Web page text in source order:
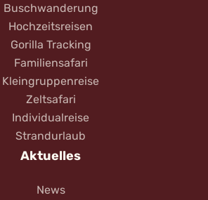
Buschwanderung
Hochzeitsreisen
Gorilla Tracking
Familiensafari
Kleingruppenreise
Zeltsafari
Individualreise
Strandurlaub
Aktuelles
News